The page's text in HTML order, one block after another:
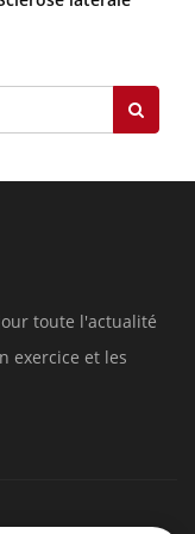
toute l'actualité
exercice et les